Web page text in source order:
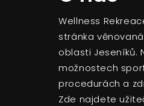
Wellness
stránka
oblasti Jeseníků.
možnostech
procedurách a
Zde najdete